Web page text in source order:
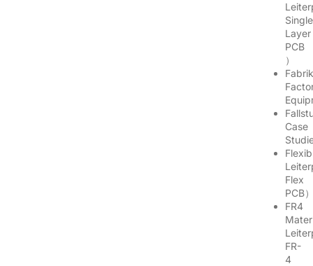
Single
Layer
PCB
）
Case
Flex
PCB
FR4
FR-
4